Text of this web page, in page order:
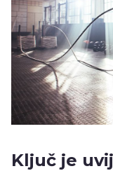
Ključ je